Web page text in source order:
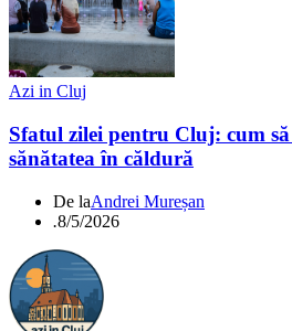
Azi in Cluj
Sfatul zilei pentru Cluj: cum
sănătatea în căldură
De laAndrei Mureșan
.8/5/2026